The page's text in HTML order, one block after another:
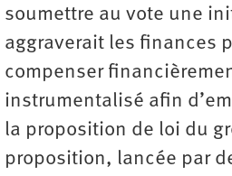
soumettre au vote une
aggraverait les finances
compenser
instrumentalisé afin
la proposition de loi du
proposition, lancée par